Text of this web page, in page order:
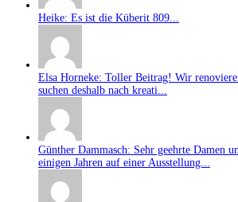
Heike: Es ist die Küberit 809...
Elsa Horneke: Toller Beitrag! Wir
suchen deshalb nach kreati...
Günther Dammasch: Sehr geehrte Damen
einigen Jahren auf einer Ausstellung...